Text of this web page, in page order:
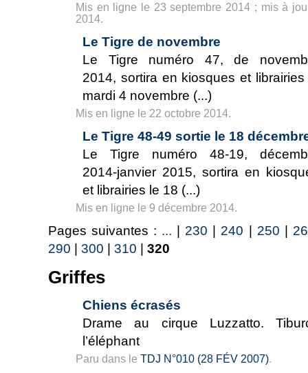
Mis en ligne le 23 septembre 2014 ; mis à
2014.
Le Tigre de novembre
Le Tigre numéro 47, de
2014, sortira en kiosques et librairies
mardi 4 novembre (...)
Mis en ligne le 22 octobre 2014.
Le Tigre 48-49 sortie le 18
Le Tigre numéro 48-19,
2014-janvier 2015, sortira en
et librairies le 18 (...)
Mis en ligne le 9 décembre 2014.
Pages suivantes : ... 230 240 250
290
300 310 320
Griffes
Chiens écrasés
Drame au cirque Luzzatto.
l’éléphant
Paru dans le TDJ N°010 (28 FÉV 2007).